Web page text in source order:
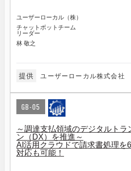
ユーザーローカル（株）
チャットボットチーム
リーダー
林 敬之
提供 ユーザーローカル株式会社
GB-05
～調達支払領域のデジタルトラ
ン（DX）を推進～
AI活用クラウドで請求書処理を
対応も可能！